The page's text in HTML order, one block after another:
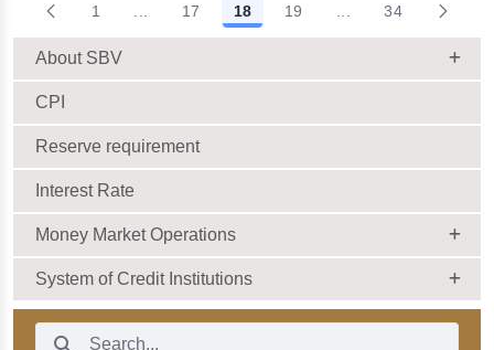
đặc biệt
23/12/2021 |
17:08:00
1 Intermediate Pages Use TAB to navigate.
17 18 19 Intermediate Pages
34
About SBV
CPI
Reserve requirement
Interest Rate
Money Market Operations
System of Credit Institutions
Search Bar